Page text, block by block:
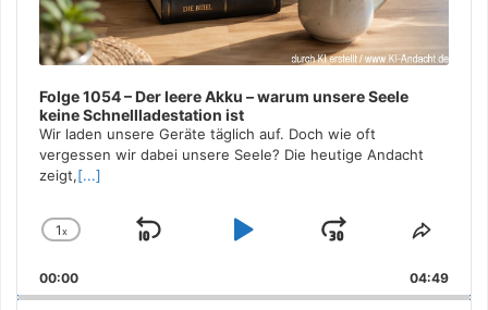
Folge 1054 – Der leere Akku – warum unsere Seele
keine Schnellladestation ist
Wir laden unsere Geräte täglich auf. Doch wie oft
vergessen wir dabei unsere Seele? Die heutige Andacht
zeigt,[...]
Change
Rate
1x
Skip
Play
Jump
Forward
Share
00:00 04:49